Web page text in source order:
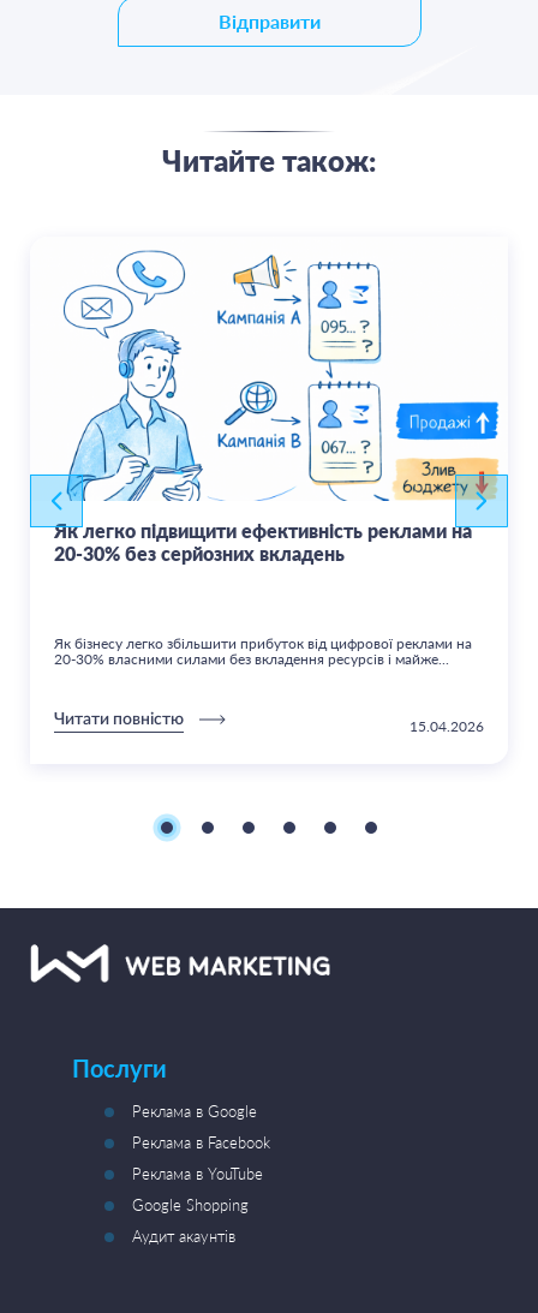
Відправити
Читайте також:
Як легко підвищити ефективність реклами на
20-30% без серйозних вкладень
Як бізнесу легко збільшити прибуток від цифрової реклами на
20-30% власними силами без вкладення ресурсів і майже...
Читати повністю 15.04.2026
Послуги
Реклама в Google
Реклама в Facebook
Реклама в YouTube
Google Shopping
Аудит акаунтів